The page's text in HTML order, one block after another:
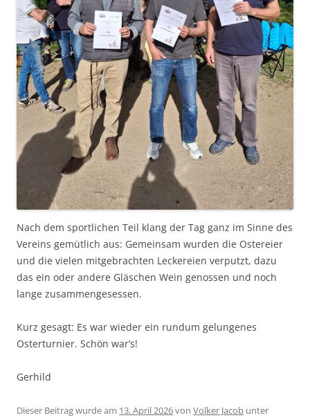
Nach dem sportlichen Teil klang der Tag ganz im Sinne des
Vereins gemütlich aus: Gemeinsam wurden die Ostereier
und die vielen mitgebrachten Leckereien verputzt, dazu
das ein oder andere Gläschen Wein genossen und noch
lange zusammengesessen.
Kurz gesagt: Es war wieder ein rundum gelungenes
Osterturnier. Schön war’s!
Gerhild
Dieser Beitrag wurde am 13. April 2026von Volker Jacob unter